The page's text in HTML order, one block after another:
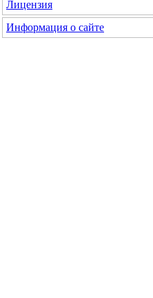
Лицензия
Информация о сайте